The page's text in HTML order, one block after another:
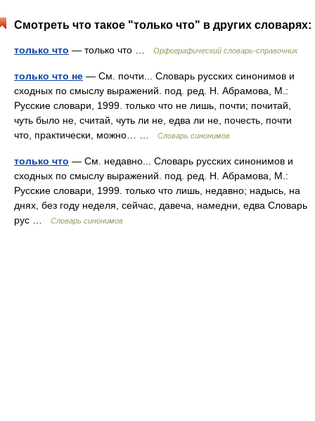
Смотреть что такое "только что" в других словарях:
только что — только что … Орфографический словарь-справочник
только что не — См. почти... Словарь русских синонимов и
сходных по смыслу выражений. под. ред. Н. Абрамова, М.:
Русские словари, 1999. только что не лишь, почти; почитай,
чуть было не, считай, чуть ли не, едва ли не, почесть, почти
что, практически, можно… …
Словарь синонимов
только что — См. недавно... Словарь русских синонимов и
сходных по смыслу выражений. под. ред. Н. Абрамова, М.:
Русские словари, 1999. только что лишь, недавно; надысь, на
днях, без году неделя, сейчас, давеча, намедни, едва Словарь
рус …
Словарь синонимов